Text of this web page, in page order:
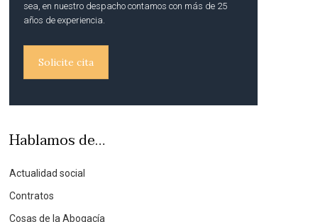
sea, en nuestro despacho contamos con más de 25
años de experiencia.
Solicite cita
Hablamos de…
Actualidad social
Contratos
Cosas de la Abogacía